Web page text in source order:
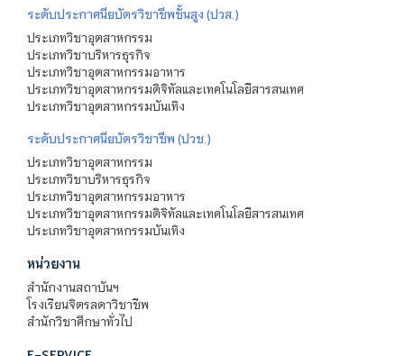
ระดับประกาศนียบัตรวิชาชีพชั้นสูง (ปวส.)
ประเภทวิชาอุตสาหกรรม
ประเภทวิชาบริหารธุรกิจ
ประเภทวิชาอุตสาหกรรมอาหาร
ประเภทวิชาอุตสาหกรรมดิจิทัลและเทคโนโลยีสารสนเทศ
ประเภทวิชาอุตสาหกรรมบันเทิง
ระดับประกาศนียบัตรวิชาชีพ (ปวช.)
ประเภทวิชาอุตสาหกรรม
ประเภทวิชาบริหารธุรกิจ
ประเภทวิชาอุตสาหกรรมอาหาร
ประเภทวิชาอุตสาหกรรมดิจิทัลและเทคโนโลยีสารสนเทศ
ประเภทวิชาอุตสาหกรรมบันเทิง
หน่วยงาน
สำนักงานสถาบันฯ
โรงเรียนจิตรลดาวิชาชีพ
สำนักวิชาศึกษาทั่วไป